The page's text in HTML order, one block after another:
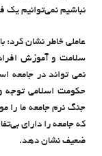
نباشیم نمی‌توانیم یک
عاملی خاطر نشان
سلامت و آموزش
نمی تواند در جامعه
حکومت اسلامی توجه
جنگ نرم جامعه ما را
که جامعه را دارای
ضعیف نشان دهد.